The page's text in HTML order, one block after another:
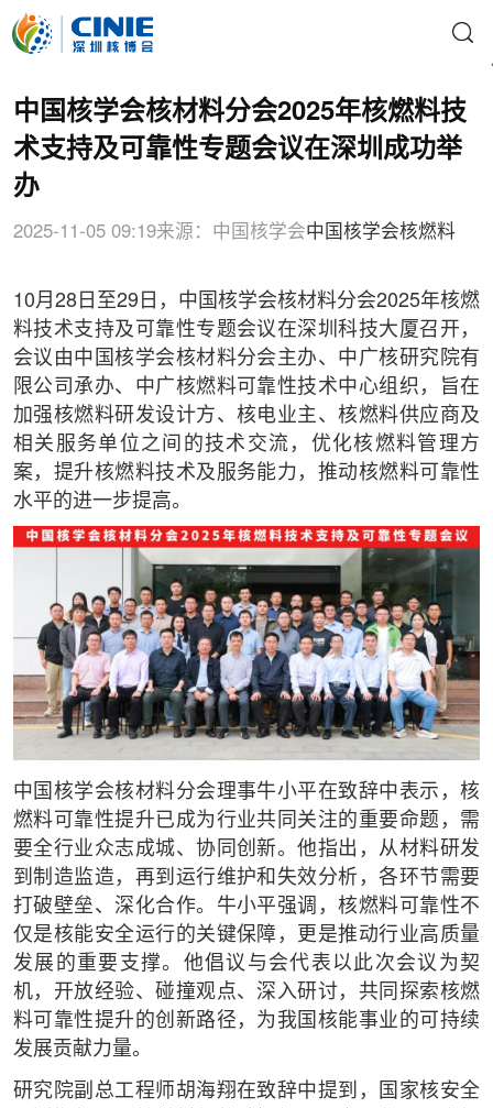
中国核学会核材料分会2025年核燃料技
术支持及可靠性专题会议在深圳成功举
办
2025-11-05 09:19来源：中国核学会中国核学会核燃料
10月28日至29日，中国核学会核材料分会2025年核燃
料技术支持及可靠性专题会议在深圳科技大厦召开，
会议由中国核学会核材料分会主办、中广核研究院有
限公司承办、中广核燃料可靠性技术中心组织，旨在
加强核燃料研发设计方、核电业主、核燃料供应商及
相关服务单位之间的技术交流，优化核燃料管理方
案，提升核燃料技术及服务能力，推动核燃料可靠性
水平的进一步提高。
中国核学会核材料分会理事牛小平在致辞中表示，核
燃料可靠性提升已成为行业共同关注的重要命题，需
要全行业众志成城、协同创新。他指出，从材料研发
到制造监造，再到运行维护和失效分析，各环节需要
打破壁垒、深化合作。牛小平强调，核燃料可靠性不
仅是核能安全运行的关键保障，更是推动行业高质量
发展的重要支撑。他倡议与会代表以此次会议为契
机，开放经验、碰撞观点、深入研讨，共同探索核燃
料可靠性提升的创新路径，为我国核能事业的可持续
发展贡献力量。
研究院副总工程师胡海翔在致辞中提到，国家核安全